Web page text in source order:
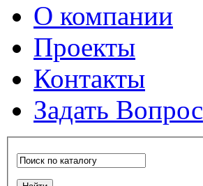
О компании
Проекты
Контакты
Задать Вопрос